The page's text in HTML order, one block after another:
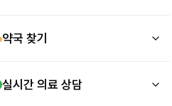
약국 찾기
실시간 의료 상담